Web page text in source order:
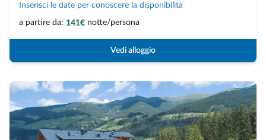
Inserisci le date per conoscere la disponibilità
a partire da: 141€ notte/persona
Vedi alloggio